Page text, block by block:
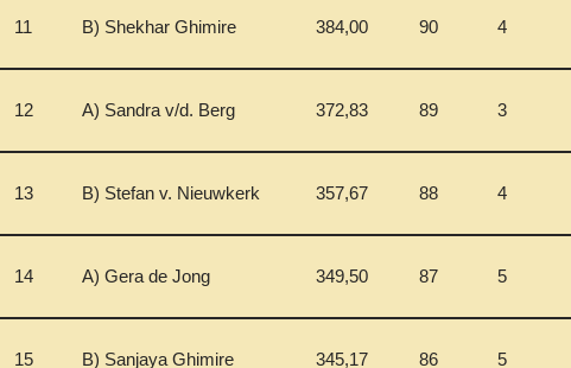
11 B) Shekhar Ghimire 384,00 90 4
12 A) Sandra v/d. Berg 372,83 89 3
13 B) Stefan v. Nieuwkerk 357,67 88 4
14 A) Gera de Jong 349,50 87 5
15 B) Sanjaya Ghimire 345,17 86 5